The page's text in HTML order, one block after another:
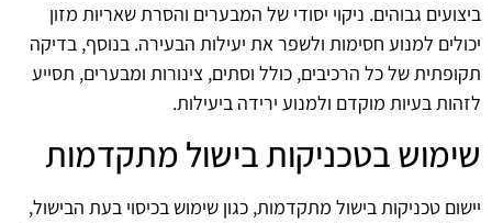
ביצועים גבוהים. ניקוי יסודי של המבערים והסרת שאריות מזון
יכולים למנוע חסימות ולשפר את יעילות הבעירה. בנוסף, בדיקה
תקופתית של כל הרכיבים, כולל וסתים, צינורות ומבערים, תסייע
לזהות בעיות מוקדם ולמנוע ירידה ביעילות.
שימוש בטכניקות בישול מתקדמות
יישום טכניקות בישול מתקדמות, כגון שימוש בכיסוי בעת הבישול,